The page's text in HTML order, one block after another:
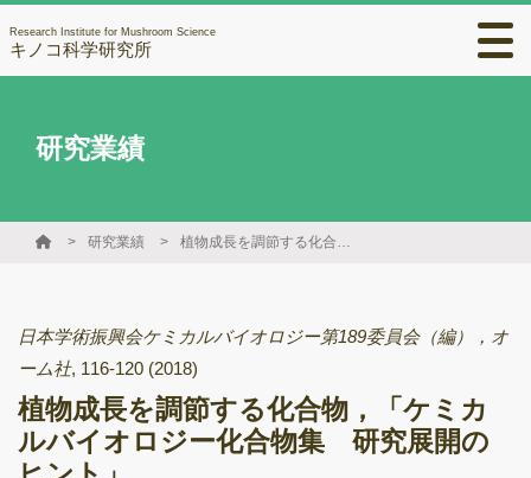
Research Institute for Mushroom Science
キノコ科学研究所
研究業績
研究業績 植物成長を調節する化合物，「ケミカルバイオロジー化合物集 研究展開のヒント」
日本学術振興会ケミカルバイオロジー第189委員会（編），オ
ーム社, 116-120 (2018)
植物成長を調節する化合物，「ケミカ
ルバイオロジー化合物集 研究展開の